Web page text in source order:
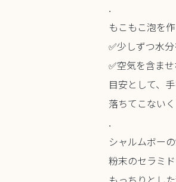
.
もこもこ泡を
✅少しずつ水
✅空気を含ま
目安として、
落ちてこない
.
シャルムボー
粉末のセラミ